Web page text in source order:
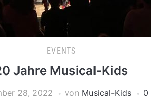
EVENTS
Jahre Musical-Kids
28, 2022 von Musical-Kids
0